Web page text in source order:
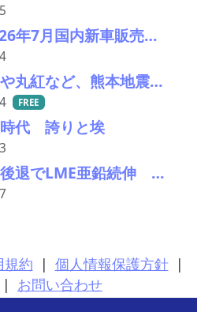
(速報)2026年7月国内新車販売 41万7千台 前年同月比7%増加 4か月連続プラス
豊田通商や丸紅など、熊本地震被害に支援・義援金
FREE
時代 誇りと埃
中東不安後退でLME亜鉛続伸 27円引き上げ国内建値676円へ
規約 | 個人情報保護方針 |
| お問い合わせ